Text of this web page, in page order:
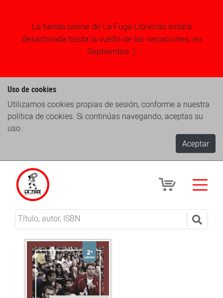
La tienda online de La Fuga Librerias estará
desactivada hasta la vuelta de las vacaciones, en
Septiembre ;)
Uso de cookies
Utilizamos cookies propias de sesión, conforme a nuestra
política de cookies. Si continúas navegando, aceptas su
uso.
Aceptar